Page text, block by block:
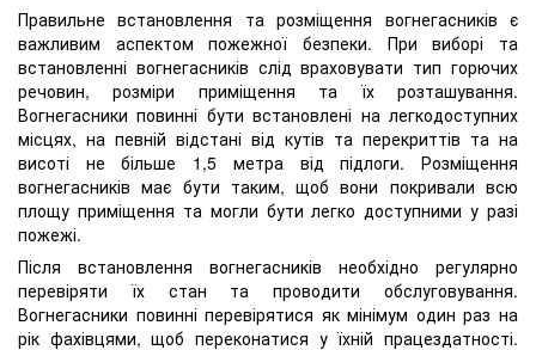
Правильне встановлення та розміщення вогнегасників є
важливим аспектом пожежної безпеки. При виборі та
встановленні вогнегасників слід враховувати тип горючих
речовин, розміри приміщення та їх розташування.
Вогнегасники повинні бути встановлені на легкодоступних
місцях, на певній відстані від кутів та перекриттів та на
висоті не більше 1,5 метра від підлоги. Розміщення
вогнегасників має бути таким, щоб вони покривали всю
площу приміщення та могли бути легко доступними у разі
пожежі.
Після встановлення вогнегасників необхідно регулярно
перевіряти їх стан та проводити обслуговування.
Вогнегасники повинні перевірятися як мінімум один раз на
рік фахівцями, щоб переконатися у їхній працездатності.